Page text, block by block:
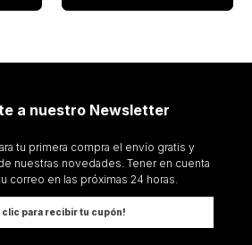
a nuestro Newsletter
tu primera compra el envío gratis y
nuestras novedades. Tener en cuenta
correo en las próximas 24 horas.
clic para recibir tu cupón!